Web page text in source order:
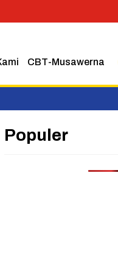
CBT-Musawerna
Populer